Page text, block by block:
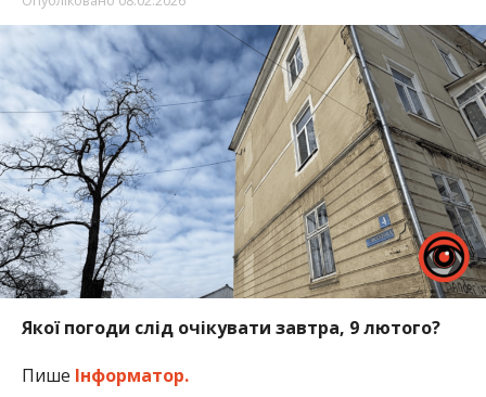
Якої погоди слід очікувати завтра, 9 лютого?
Пише Інформатор.